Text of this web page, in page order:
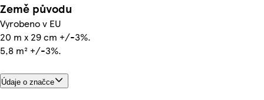
Země původu
Vyrobeno v EU
20 m x 29 cm +/-3%.
5,8 m² +/-3%.
Údaje o značce